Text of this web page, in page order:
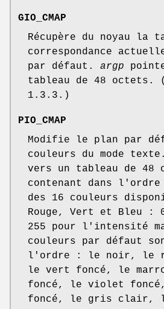
GIO_CMAP
Récupère du noyau la
correspondance
par défaut. argp
tableau de 48 octets.
1.3.3.)
PIO_CMAP
Modifie le plan par
couleurs du mode
vers un tableau de 48
contenant dans
des 16 couleurs
Rouge, Vert et Bleu :
255 pour l'intensité
couleurs par défaut
l'ordre : le noir, le
le vert foncé, le
foncé, le violet
foncé, le gris clair,